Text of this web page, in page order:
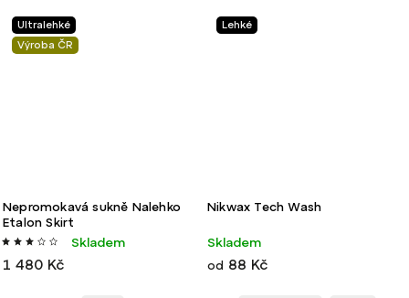
Ultralehké
Výroba ČR
Nepromokavá sukně Nalehko
Etalon Skirt
Skladem
1 480 Kč
Lehké
Nikwax Tech Wash
Skladem
od 88 Kč